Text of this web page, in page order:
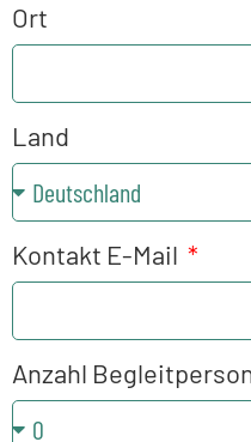
Ort
Land
Kontakt E-Mail
Anzahl